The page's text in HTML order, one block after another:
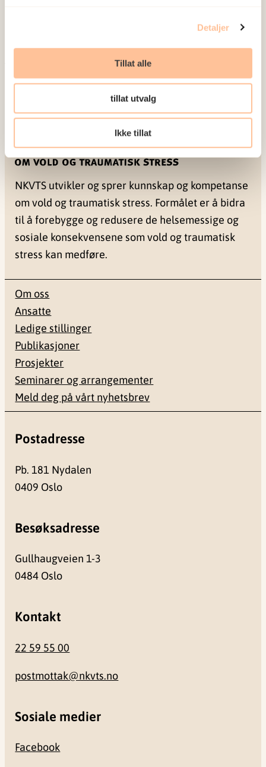
Detaljer
Tillat alle
tillat utvalg
Ikke tillat
Publisert:19. mars 2026
6. august 2026
NKVTS utvikler og sprer kunnskap og kompetanse
om vold og traumatisk stress. Formålet er å bidra
til å forebygge og redusere de helsemessige og
sosiale konsekvensene som vold og traumatisk
stress kan medføre.
Om oss
Ansatte
Ledige stillinger
Publikasjoner
Prosjekter
Seminarer og arrangementer
Meld deg på vårt nyhetsbrev
Postadresse
Pb. 181 Nydalen
0409 Oslo
Besøksadresse
Gullhaugveien 1-3
0484 Oslo
Kontakt
22 59 55 00
postmottak@nkvts.no
Sosiale medier
Facebook